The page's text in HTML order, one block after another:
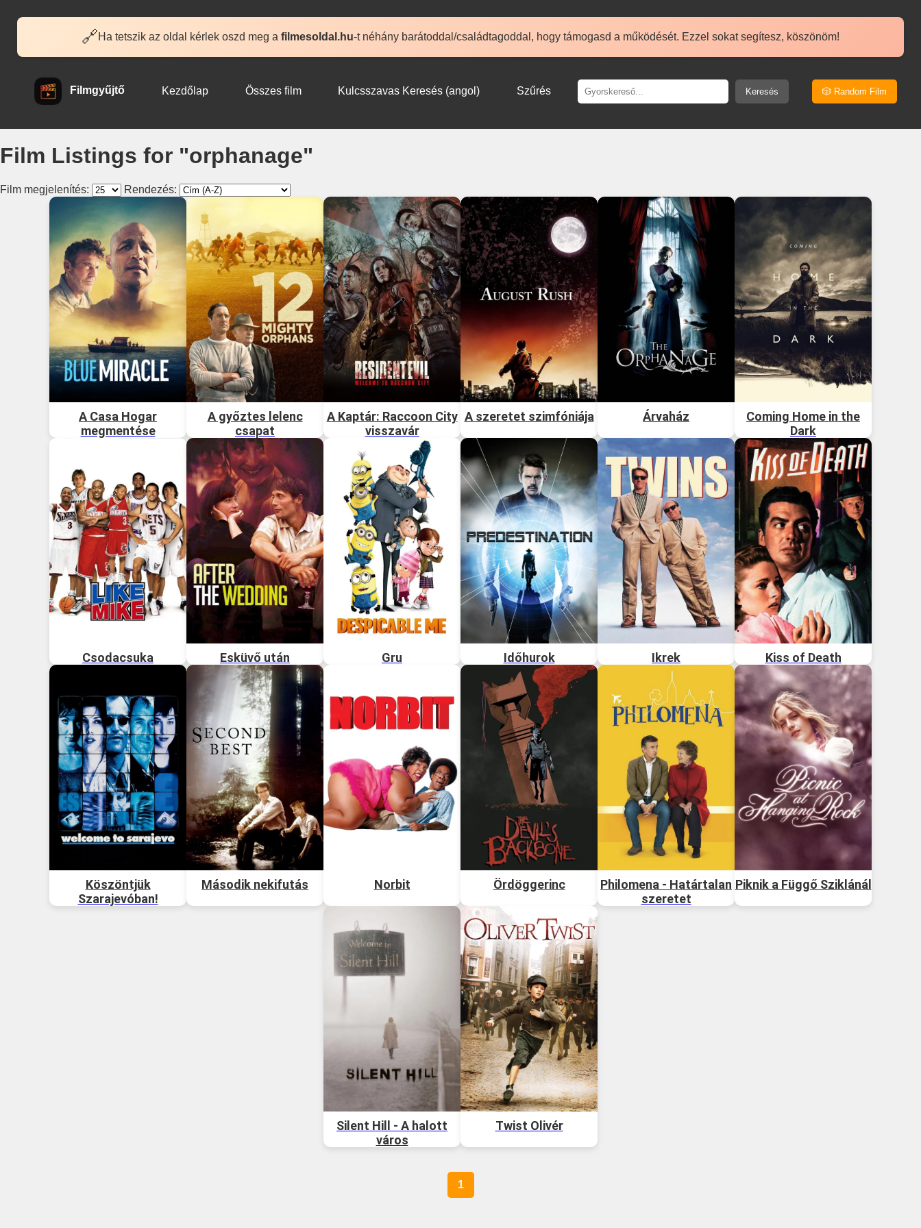
🔗Ha tetszik az oldal kérlek oszd meg a filmesoldal.hu-t néhány barátoddal/családtagoddal, hogy támogasd a működését. Ezzel sokat segítesz, köszönöm!
Filmgyűjtő Kezdőlap Összes film Kulcsszavas Keresés (angol) Szűrés Keresés 🎲 Random Film
Film Listings for "orphanage"
Film megjelenítés: Rendezés:
A Casa Hogar
megmentése
A győztes lelenc
csapat
A Kaptár: Raccoon City
visszavár
A szeretet szimfóniája Árvaház
Coming Home in the
Dark
Csodacsuka Esküvő után Gru Időhurok Ikrek Kiss of Death
Köszöntjük
Szarajevóban!
Második nekifutás Norbit Ördöggerinc
Philomena - Határtalan
szeretet
Piknik a Függő Sziklánál
Silent Hill - A halott
város
Twist Olivér
1